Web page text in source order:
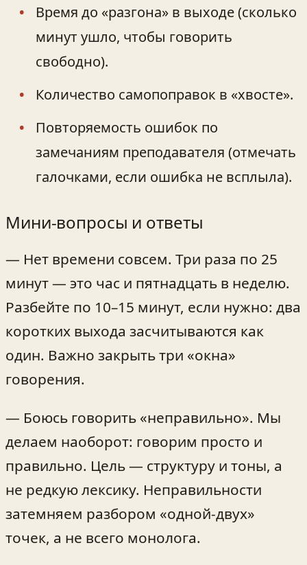
Время до «разгона» в выходе (сколько
минут ушло, чтобы говорить
свободно).
Количество самопоправок в «хвосте».
Повторяемость ошибок по
замечаниям преподавателя (отмечать
галочками, если ошибка не всплыла).
Мини‑вопросы и ответы
— Нет времени совсем. Три раза по 25
минут — это час и пятнадцать в неделю.
Разбейте по 10–15 минут, если нужно: два
коротких выхода засчитываются как
один. Важно закрыть три «окна»
говорения.
— Боюсь говорить «неправильно». Мы
делаем наоборот: говорим просто и
правильно. Цель — структуру и тоны, а
не редкую лексику. Неправильности
затемняем разбором «одной-двух»
точек, а не всего монолога.